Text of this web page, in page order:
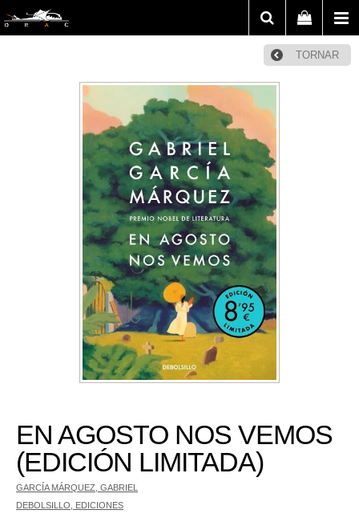
TORNAR
EN AGOSTO NOS VEMOS
(EDICIÓN LIMITADA)
GARCÍA MÁRQUEZ, GABRIEL
DEBOLSILLO, EDICIONES